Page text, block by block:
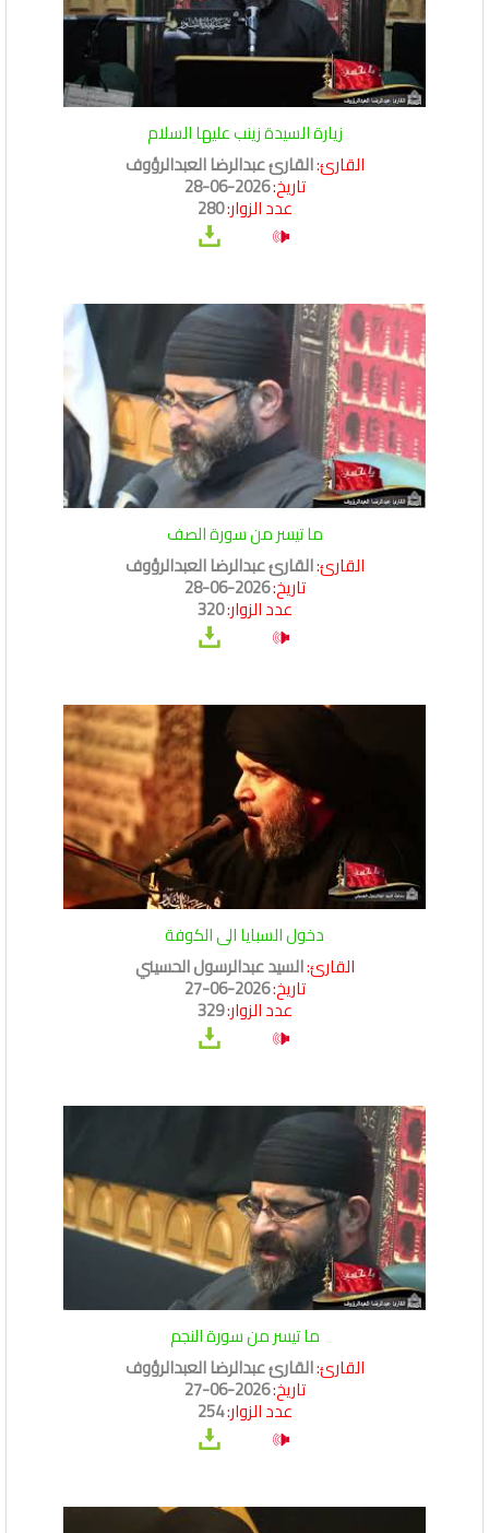
زيارة السيدة زينب عليها السلام
القارئ:القارئ عبدالرضا العبدالرؤوف
تاريخ:2026-06-28
عدد الزوار:280
ما تيسر من سورة الصف
القارئ:القارئ عبدالرضا العبدالرؤوف
تاريخ:2026-06-28
عدد الزوار:320
دخول السبايا الى الكوفة
القارئ:السيد عبدالرسول الحسيني
تاريخ:2026-06-27
عدد الزوار:329
ما تيسر من سورة النجم
القارئ:القارئ عبدالرضا العبدالرؤوف
تاريخ:2026-06-27
عدد الزوار:254